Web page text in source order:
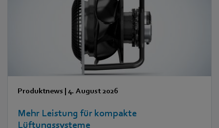
Produktnews | 4. August 2026
Mehr Leistung für kompakte
Lüftungssysteme